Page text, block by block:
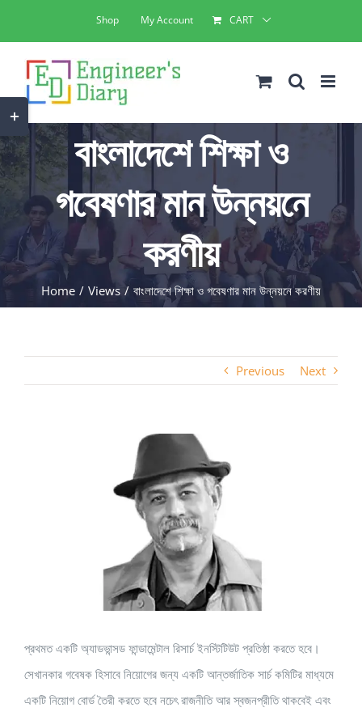
to
content
Shop My Account CART
বাংলাদেশে শিক্ষা ও
গবেষণার মান উন্নয়নে
করণীয়
Home Views বাংলাদেশে শিক্ষা ও গবেষণার মান উন্নয়নে করণীয়
Previous Next
প্রথমত একটি অ্যাডভান্সড ফান্ডামেন্টাল রিসার্চ ইনস্টিটিউট প্রতিষ্ঠা করতে হবে।
সেখানকার গবেষক হিসাবে নিয়োগের জন্য একটি আন্তর্জাতিক সার্চ কমিটির মাধ্যমে
একটি নিয়োগ বোর্ড তৈরী করতে হবে নচেৎ রাজনীতি আর স্বজনপ্রীতি থাকবেই এবং
Toggle
Sliding
Bar
Area